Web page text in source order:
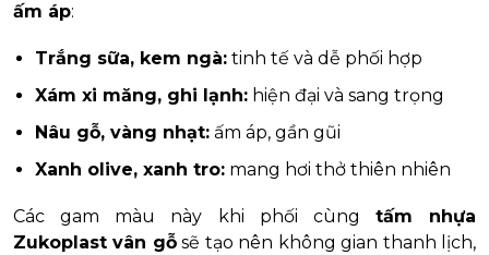
ấm áp:
Trắng sữa, kem ngà: tinh tế và dễ phối hợp
Xám xi măng, ghi lạnh: hiện đại và sang trọng
Nâu gỗ, vàng nhạt: ấm áp, gần gũi
Xanh olive, xanh tro: mang hơi thở thiên nhiên
Các gam màu này khi phối cùng tấm nhựa
Zukoplast vân gỗsẽ tạo nên không gian thanh lịch,